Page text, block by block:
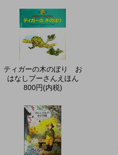
ティガーの木のぼり お
はなしプーさんえほん
800円(内税)